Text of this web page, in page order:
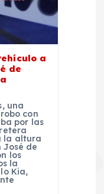
a
de
una
con
por las
la altura
José de
los
la
Kia,